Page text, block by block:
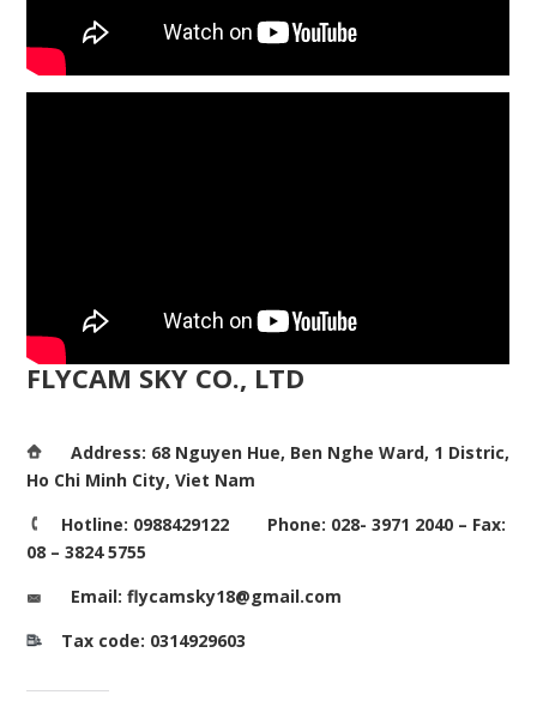
FLYCAM SKY CO., LTD
Address: 68 Nguyen Hue, Ben Nghe Ward, 1 Distric,
Ho Chi Minh City, Viet Nam
Hotline: 0988429122 Phone: 028- 3971 2040 – Fax:
08 – 3824 5755
Email: flycamsky18@gmail.com
Tax code: 0314929603